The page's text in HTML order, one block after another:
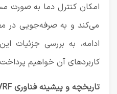
امکان کنترل دما به صورت
می‌کند و به صرفه‌جویی در
ادامه، به بررسی جزئیات
کاربردهای آن خواهیم
تاریخچه و پیشینه فناوری VRF